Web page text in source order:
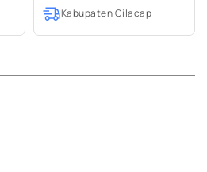
Kabupaten Cilacap